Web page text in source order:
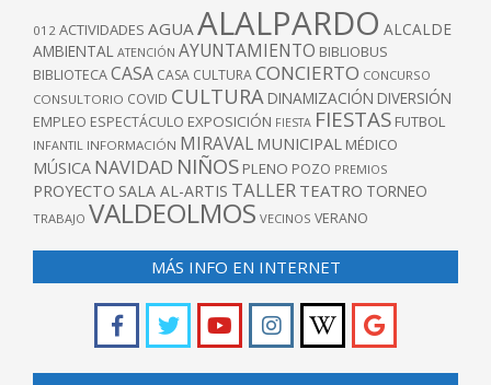
012 ACTIVIDADES AGUAALALPARDO ALCALDE
AMBIENTAL ATENCIÓN AYUNTAMIENTO BIBLIOBUS
BIBLIOTECACASA CASA CULTURACONCIERTO CONCURSO
CONSULTORIO COVID CULTURA DINAMIZACIÓN DIVERSIÓN
EMPLEO ESPECTÁCULO EXPOSICIÓN FIESTA FIESTAS FUTBOL
INFANTIL INFORMACIÓN MIRAVAL MUNICIPAL MÉDICO
MÚSICA NAVIDAD NIÑOS PLENO POZO PREMIOS
PROYECTO SALA AL-ARTIS TALLER TEATRO TORNEO
TRABAJO VALDEOLMOS VECINOS VERANO
MÁS INFO EN INTERNET